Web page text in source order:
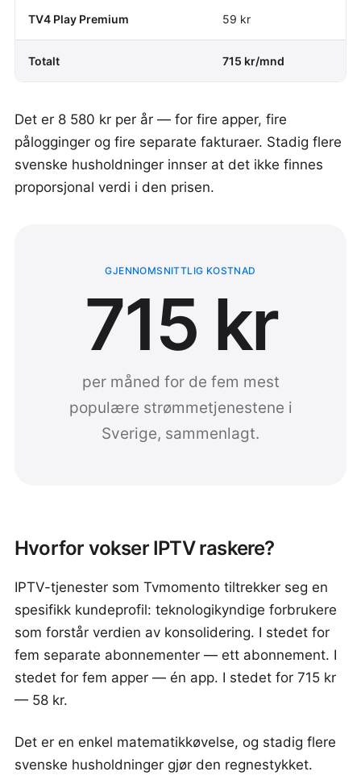
TV4 Play Premium 59 kr
Totalt 715 kr/mnd
Det er 8 580 kr per år — for fire apper, fire
pålogginger og fire separate fakturaer. Stadig flere
svenske husholdninger innser at det ikke finnes
proporsjonal verdi i den prisen.
GJENNOMSNITTLIG KOSTNAD
715 kr
per måned for de fem mest
populære strømmetjenestene i
Sverige, sammenlagt.
Hvorfor vokser IPTV raskere?
IPTV-tjenester som Tvmomento tiltrekker seg en
spesifikk kundeprofil: teknologikyndige forbrukere
som forstår verdien av konsolidering. I stedet for
fem separate abonnementer — ett abonnement. I
stedet for fem apper — én app. I stedet for 715 kr
— 58 kr.
Det er en enkel matematikkøvelse, og stadig flere
svenske husholdninger gjør den regnestykket.